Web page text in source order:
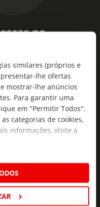
similares (próprios e
lhe ofertas
mostrar-lhe anúncios
Para garantir uma
em "Permitir Todos".
categorias de cookies,
informações, visite a
no
exclusivas,
Subscrever